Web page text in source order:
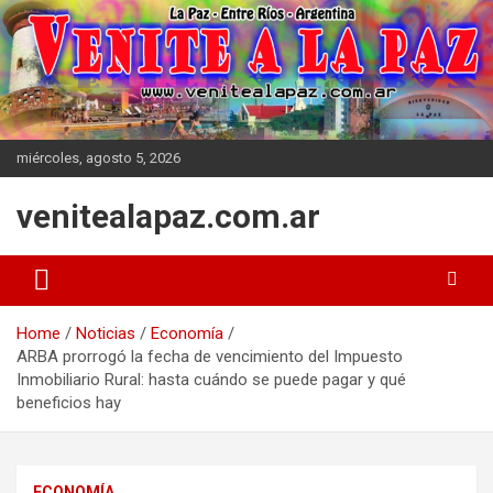
Skip
to
content
miércoles, agosto 5, 2026
venitealapaz.com.ar
Home Noticias
Economía
ARBA prorrogó la fecha de vencimiento del Impuesto
Inmobiliario Rural: hasta cuándo se puede pagar y qué
beneficios hay